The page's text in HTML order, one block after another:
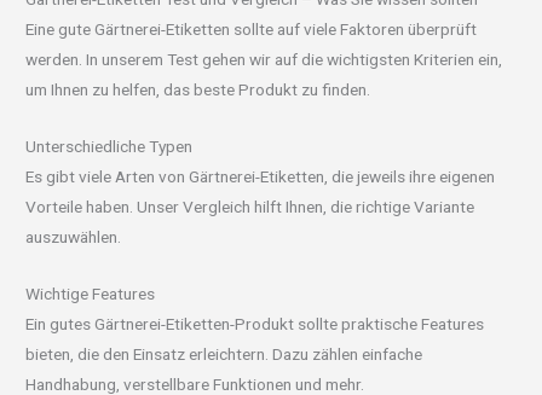
Eine gute Gärtnerei-Etiketten sollte auf viele Faktoren überprüft
werden. In unserem Test gehen wir auf die wichtigsten Kriterien ein,
um Ihnen zu helfen, das beste Produkt zu finden.
Unterschiedliche Typen
Es gibt viele Arten von Gärtnerei-Etiketten, die jeweils ihre eigenen
Vorteile haben. Unser Vergleich hilft Ihnen, die richtige Variante
auszuwählen.
Wichtige Features
Ein gutes Gärtnerei-Etiketten-Produkt sollte praktische Features
bieten, die den Einsatz erleichtern. Dazu zählen einfache
Handhabung, verstellbare Funktionen und mehr.